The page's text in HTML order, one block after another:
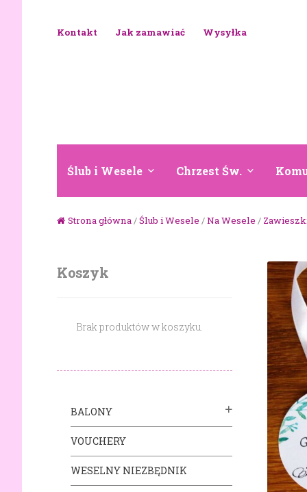
Kontakt Jak zamawiać Wysyłka
Ślub i Wesele Chrzest Św.
Strona główna/Ślub i Wesele /Na Wesele /
Koszyk
Brak produktów w koszyku.
BALONY
VOUCHERY
WESELNY NIEZBĘDNIK